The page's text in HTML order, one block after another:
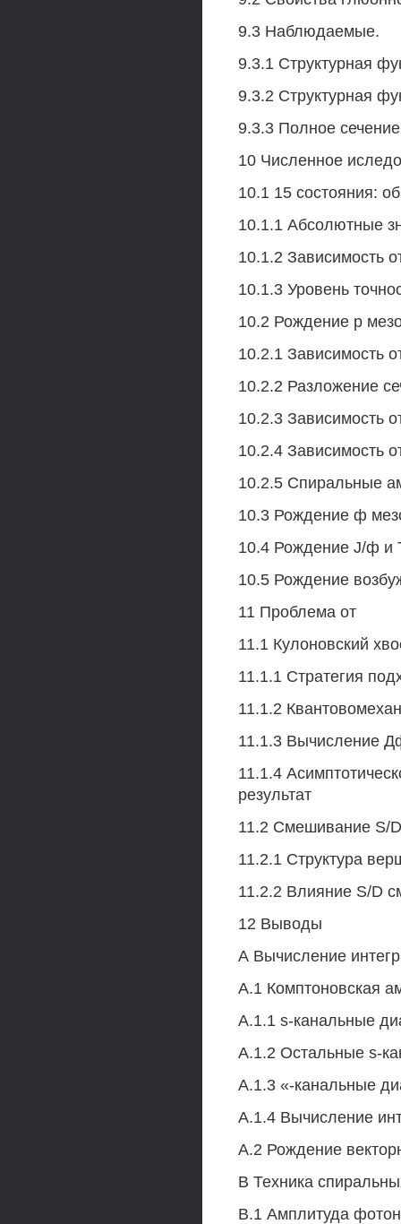
9.3 Наблюдаемые.
9.3.1 Структурная
9.3.2 Структурная
9.3.3 Полное
10 Численное
10.1 15 состояния:
10.1.1 Абсолютные
10.1.2 Зависимость
10.1.3 Уровень
10.2 Рождение р
10.2.1 Зависимость
10.2.2 Разложение
10.2.3 Зависимость
10.2.4 Зависимость
10.2.5 Спиральные
10.3 Рождение ф
10.4 Рождение J/ф и
10.5 Рождение
11 Проблема от
11.1 Кулоновский
11.1.1 Стратегия
11.1.2
11.1.3 Вычисление
11.1.4
результат
11.2 Смешивание S/
11.2.1 Структура
11.2.2 Влияние S/D
12 Выводы
А Вычисление
А.1 Комптоновская
А.1.1 s-канальные
А.1.2 Остальные s-
А.1.3 «-канальные
А.1.4 Вычисление
А.2 Рождение
В Техника
В.1 Амплитуда